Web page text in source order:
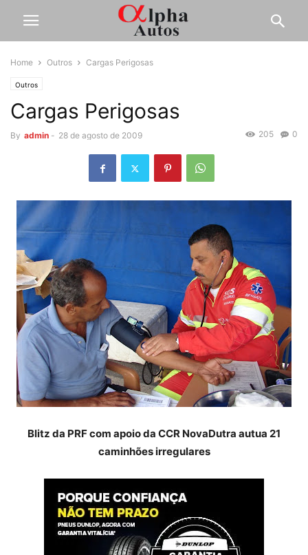
Home Outros Cargas Perigosas
Outros
Cargas Perigosas
By admin - 28 de agosto de 2009 0
205
Blitz da PRF com apoio da CCR NovaDutra autua 21
caminhões irregulares